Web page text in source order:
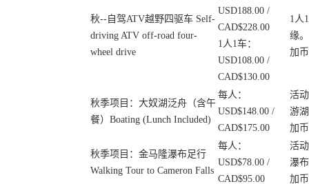
秋--自驾ATV越野四驱车 Self-
driving ATV off-road four-
wheel drive
USD188.00 /
CAD$228.00
1人1车：
USD108.00 /
CAD$130.00
1人
缘
加
秋季项目：大奴湖泛舟（含午
餐）Boating (Lunch Included)
每人：
USD$148.00 /
CAD$175.00
活
游
加
秋季项目：金马隆瀑布足行
Walking Tour to Cameron Falls
每人：
USD$78.00 /
CAD$95.00
活
瀑
加